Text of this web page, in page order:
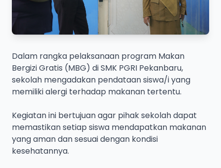
Dalam rangka pelaksanaan program Makan
Bergizi Gratis (MBG) di SMK PGRI Pekanbaru,
sekolah mengadakan pendataan siswa/i yang
memiliki alergi terhadap makanan tertentu.
Kegiatan ini bertujuan agar pihak sekolah dapat
memastikan setiap siswa mendapatkan makanan
yang aman dan sesuai dengan kondisi
kesehatannya.